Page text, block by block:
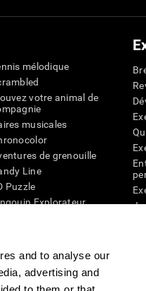
and to analyse our
advertising and
mélodique
votre animal de
musicales
de grenouille
Line
Puzzle
Explorateur
en ligne pour la